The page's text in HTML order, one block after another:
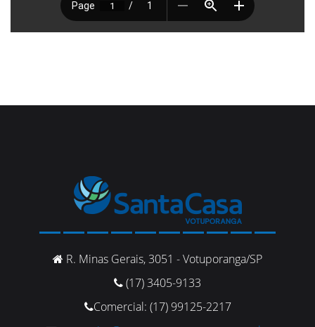
R. Minas Gerais, 3051 - Votuporanga/SP
(17) 3405-9133
Comercial: (17) 99125-2217